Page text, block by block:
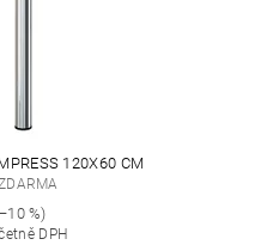
120X60 CM
%)
DPH